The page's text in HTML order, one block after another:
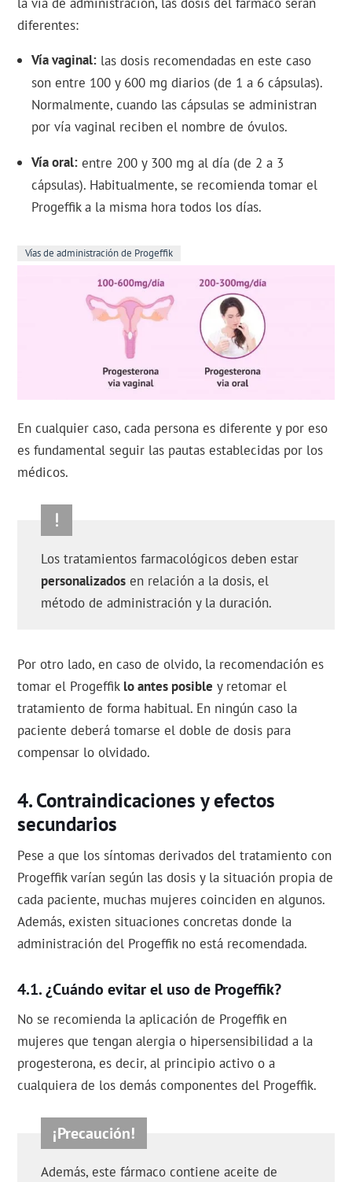
diferentes:
Vía vaginal las dosis recomendadas en este caso
son entre 100 y 600 mg diarios (de 1 a 6 cápsulas).
Normalmente, cuando las cápsulas se administran
por vía vaginal reciben el nombre de óvulos.
Vía oral entre 200 y 300 mg al día (de 2 a 3
cápsulas). Habitualmente, se recomienda tomar el
Progeffik a la misma hora todos los días.
Vías de administración de Progeffik
En cualquier caso, cada persona es diferente y por eso
es fundamental seguir las pautas establecidas por los
médicos.
Los tratamientos farmacológicos deben estar
personalizados en relación a la dosis, el
método de administración y la duración.
Por otro lado, en caso de olvido, la recomendación es
tomar el Progeffik lo antes posible y retomar el
tratamiento de forma habitual. En ningún caso la
paciente deberá tomarse el doble de dosis para
compensar lo olvidado.
Contraindicaciones y efectos
secundarios
Pese a que los síntomas derivados del tratamiento con
Progeffik varían según las dosis y la situación propia de
cada paciente, muchas mujeres coinciden en algunos.
Además, existen situaciones concretas donde la
administración del Progeffik no está recomendada.
¿Cuándo evitar el uso de Progeffik?
No se recomienda la aplicación de Progeffik en
mujeres que tengan alergia o hipersensibilidad a la
progesterona, es decir, al principio activo o a
cualquiera de los demás componentes del Progeffik.
Además, este fármaco contiene aceite de